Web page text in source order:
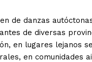
de danzas
de diversas
en lugares lejanos
en comunidades